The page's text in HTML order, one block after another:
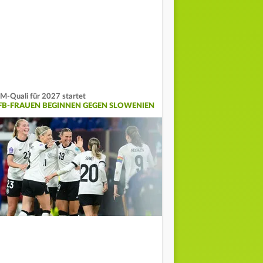
Quali für 2027 startet
FRAUEN BEGINNEN GEGEN SLOWENIEN